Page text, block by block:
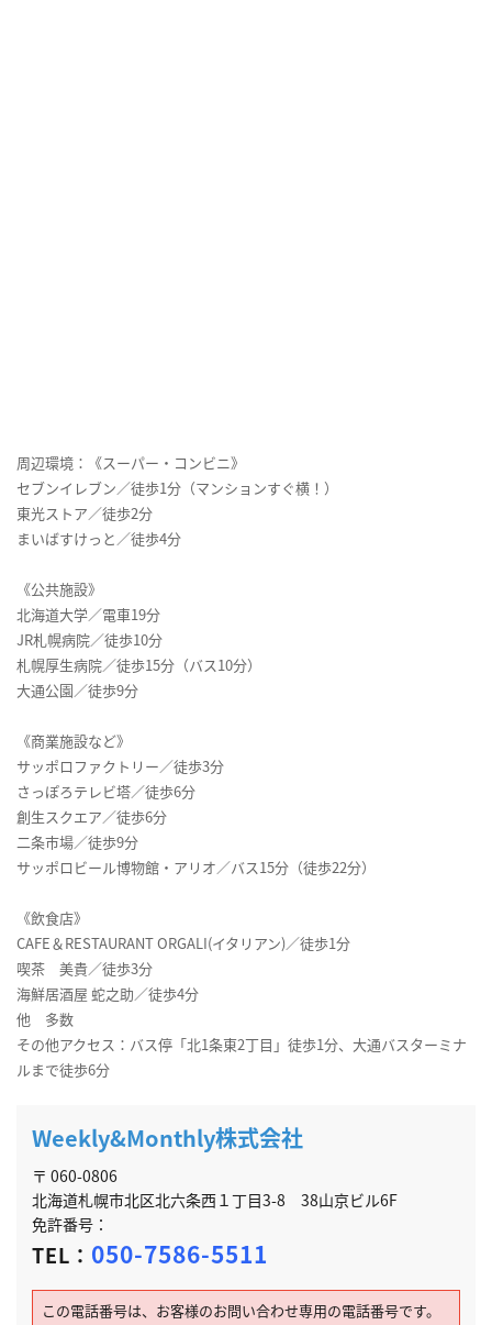
周辺環境：《スーパー・コンビニ》
セブンイレブン／徒歩1分（マンションすぐ横！）
東光ストア／徒歩2分
まいばすけっと／徒歩4分
《公共施設》
北海道大学／電車19分
JR札幌病院／徒歩10分
札幌厚生病院／徒歩15分（バス10分）
大通公園／徒歩9分
《商業施設など》
サッポロファクトリー／徒歩3分
さっぽろテレビ塔／徒歩6分
創生スクエア／徒歩6分
二条市場／徒歩9分
サッポロビール博物館・アリオ／バス15分（徒歩22分）
《飲食店》
CAFE＆RESTAURANT ORGALI(イタリアン)／徒歩1分
喫茶 美貴／徒歩3分
海鮮居酒屋 蛇之助／徒歩4分
他 多数
その他アクセス：バス停「北1条東2丁目」徒歩1分、大通バスターミナ
ルまで徒歩6分
Weekly&Monthly株式会社
〒 060-0806
北海道札幌市北区北六条西１丁目3-8 38山京ビル6F
免許番号：
TEL： 050-7586-5511
この電話番号は、お客様のお問い合わせ専用の電話番号です。